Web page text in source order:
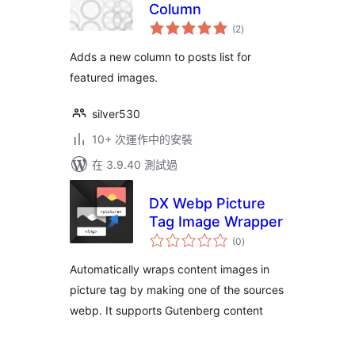
Column
(2總
評)
Adds a new column to posts list for
featured images.
silver530
10+ 次運作中的安裝
在 3.9.40 測試過
DX Webp Picture
Tag Image Wrapper
(0總
評)
Automatically wraps content images in
picture tag by making one of the sources
webp. It supports Gutenberg content